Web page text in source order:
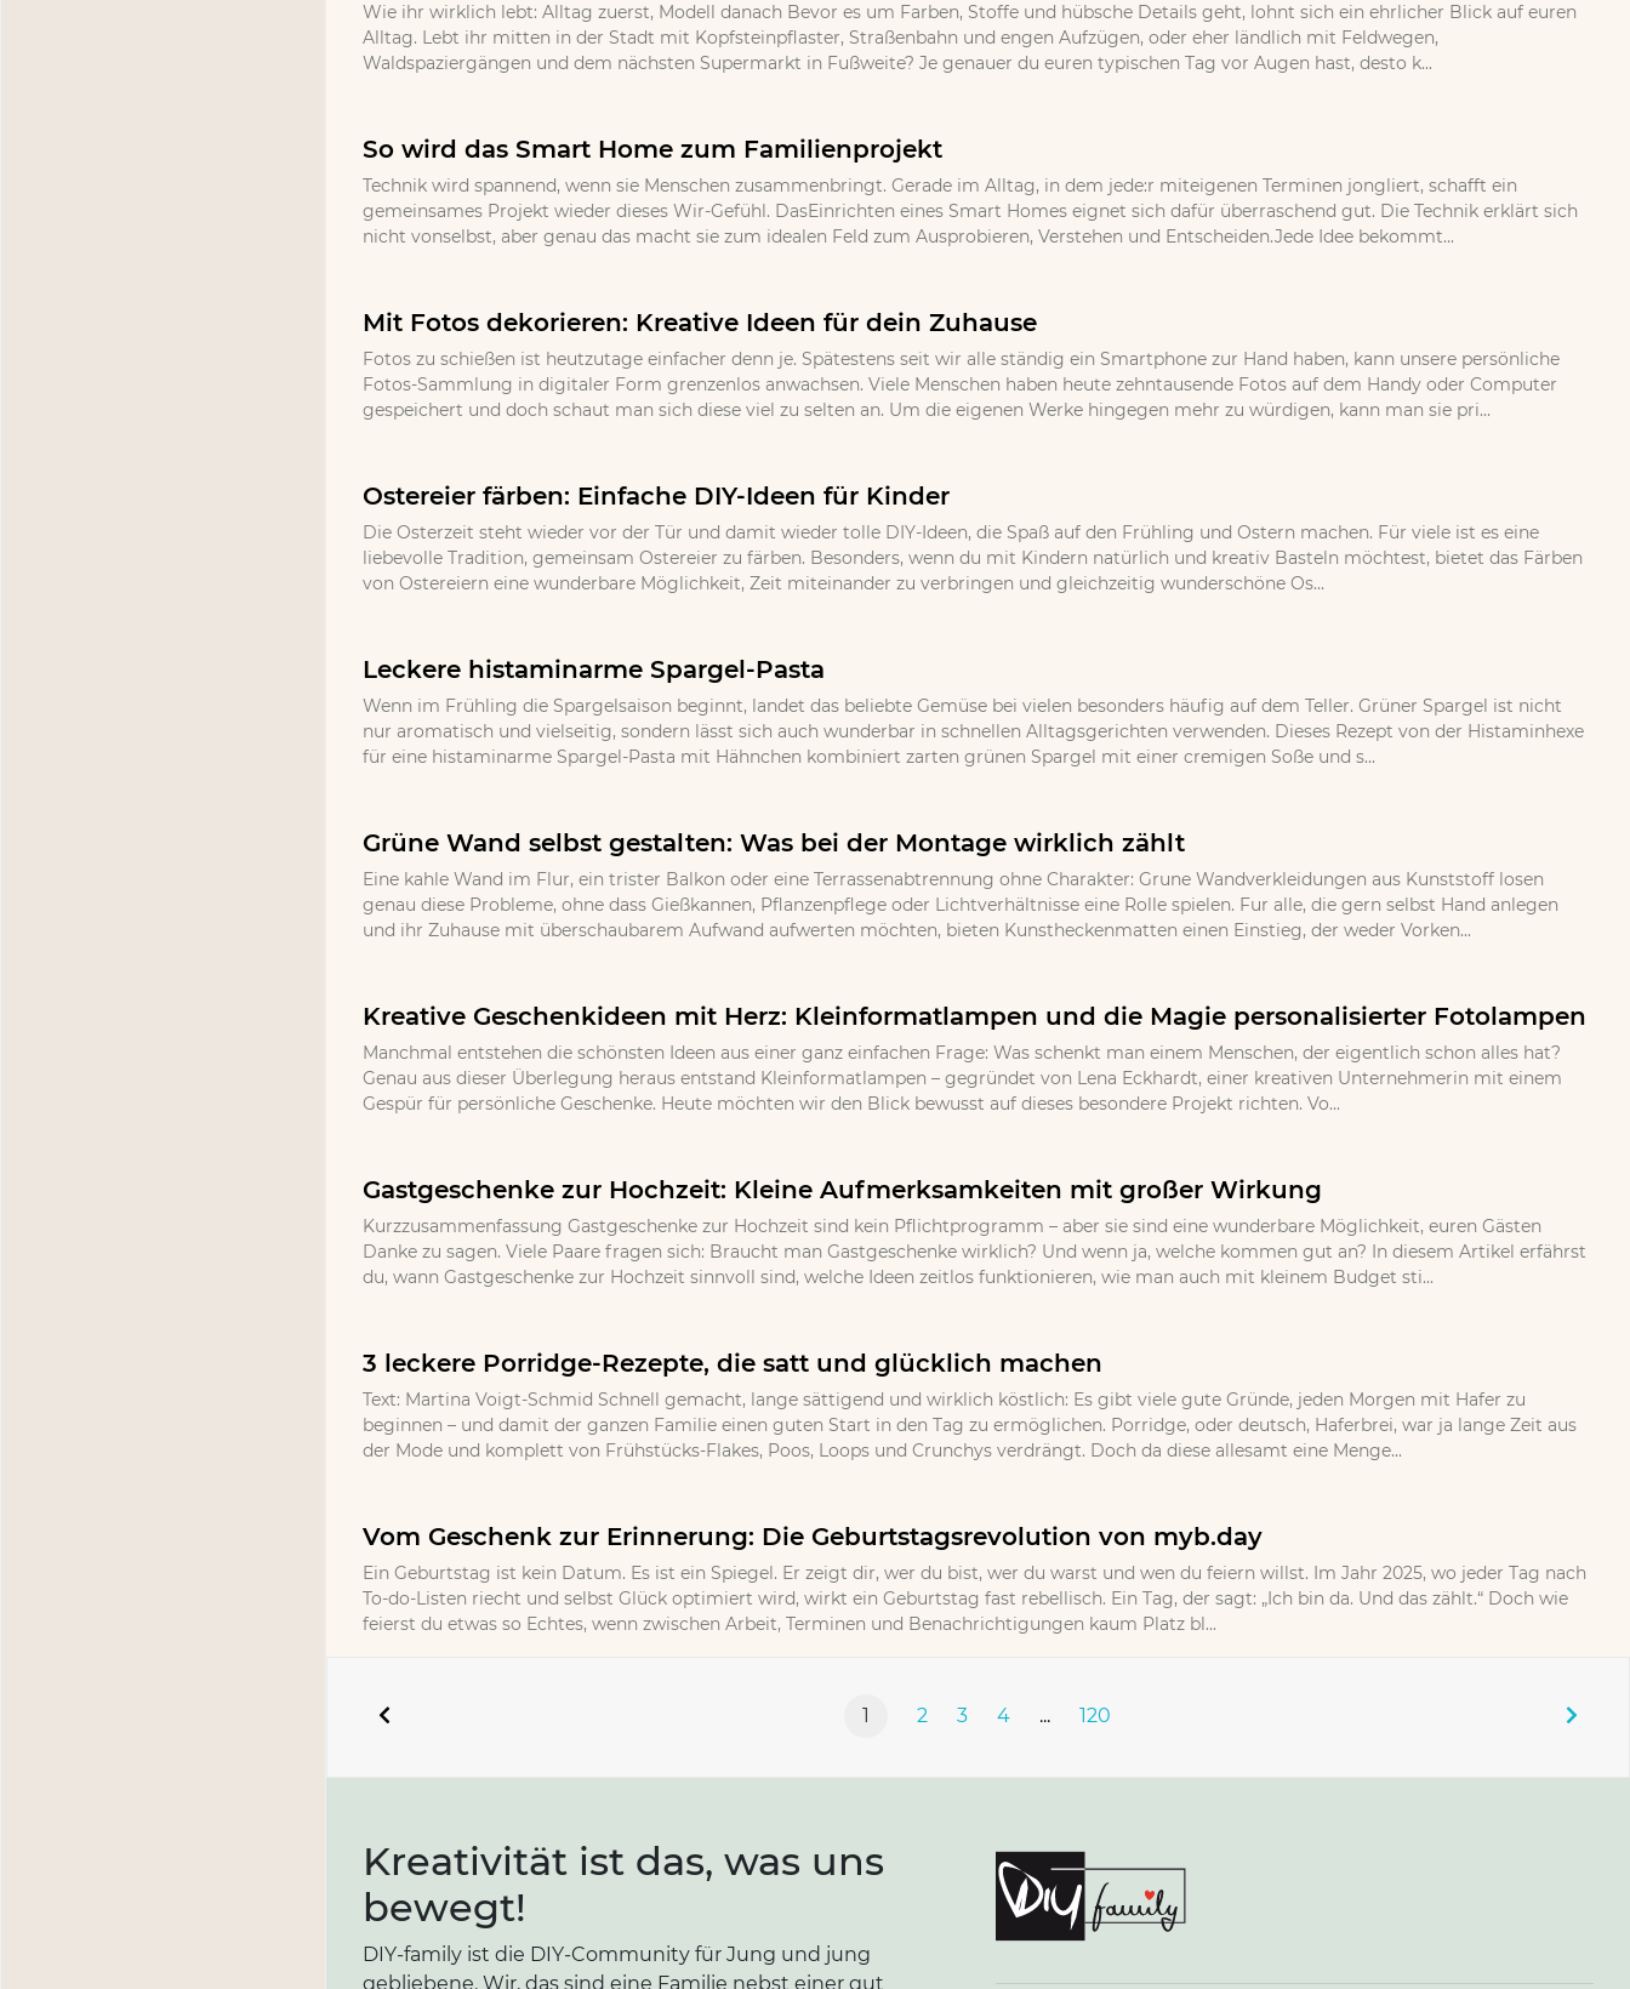
Wie ihr wirklich lebt: Alltag zuerst, Modell danach Bevor es um Farben, Stoffe und hübsche Details geht, lohnt sich ein ehrlicher Blick auf euren
Alltag. Lebt ihr mitten in der Stadt mit Kopfsteinpflaster, Straßenbahn und engen Aufzügen, oder eher ländlich mit Feldwegen,
Waldspaziergängen und dem nächsten Supermarkt in Fußweite? Je genauer du euren typischen Tag vor Augen hast, desto k...
So wird das Smart Home zum Familienprojekt
Technik wird spannend, wenn sie Menschen zusammenbringt. Gerade im Alltag, in dem jede:r miteigenen Terminen jongliert, schafft ein
gemeinsames Projekt wieder dieses Wir-Gefühl. DasEinrichten eines Smart Homes eignet sich dafür überraschend gut. Die Technik erklärt sich
nicht vonselbst, aber genau das macht sie zum idealen Feld zum Ausprobieren, Verstehen und Entscheiden.Jede Idee bekommt...
Mit Fotos dekorieren: Kreative Ideen für dein Zuhause
Fotos zu schießen ist heutzutage einfacher denn je. Spätestens seit wir alle ständig ein Smartphone zur Hand haben, kann unsere persönliche
Fotos-Sammlung in digitaler Form grenzenlos anwachsen. Viele Menschen haben heute zehntausende Fotos auf dem Handy oder Computer
gespeichert und doch schaut man sich diese viel zu selten an. Um die eigenen Werke hingegen mehr zu würdigen, kann man sie pri...
Ostereier färben: Einfache DIY-Ideen für Kinder
Die Osterzeit steht wieder vor der Tür und damit wieder tolle DIY-Ideen, die Spaß auf den Frühling und Ostern machen. Für viele ist es eine
liebevolle Tradition, gemeinsam Ostereier zu färben. Besonders, wenn du mit Kindern natürlich und kreativ Basteln möchtest, bietet das Färben
von Ostereiern eine wunderbare Möglichkeit, Zeit miteinander zu verbringen und gleichzeitig wunderschöne Os...
Leckere histaminarme Spargel-Pasta
Wenn im Frühling die Spargelsaison beginnt, landet das beliebte Gemüse bei vielen besonders häufig auf dem Teller. Grüner Spargel ist nicht
nur aromatisch und vielseitig, sondern lässt sich auch wunderbar in schnellen Alltagsgerichten verwenden. Dieses Rezept von der Histaminhexe
für eine histaminarme Spargel-Pasta mit Hähnchen kombiniert zarten grünen Spargel mit einer cremigen Soße und s...
Grüne Wand selbst gestalten: Was bei der Montage wirklich zählt
Eine kahle Wand im Flur, ein trister Balkon oder eine Terrassenabtrennung ohne Charakter: Grune Wandverkleidungen aus Kunststoff losen
genau diese Probleme, ohne dass Gießkannen, Pflanzenpflege oder Lichtverhältnisse eine Rolle spielen. Fur alle, die gern selbst Hand anlegen
und ihr Zuhause mit überschaubarem Aufwand aufwerten möchten, bieten Kunstheckenmatten einen Einstieg, der weder Vorken...
Kreative Geschenkideen mit Herz: Kleinformatlampen und die Magie personalisierter Fotolampen
Manchmal entstehen die schönsten Ideen aus einer ganz einfachen Frage: Was schenkt man einem Menschen, der eigentlich schon alles hat?
Genau aus dieser Überlegung heraus entstand Kleinformatlampen – gegründet von Lena Eckhardt, einer kreativen Unternehmerin mit einem
Gespür für persönliche Geschenke. Heute möchten wir den Blick bewusst auf dieses besondere Projekt richten. Vo...
Gastgeschenke zur Hochzeit: Kleine Aufmerksamkeiten mit großer Wirkung
Kurzzusammenfassung Gastgeschenke zur Hochzeit sind kein Pflichtprogramm – aber sie sind eine wunderbare Möglichkeit, euren Gästen
Danke zu sagen. Viele Paare fragen sich: Braucht man Gastgeschenke wirklich? Und wenn ja, welche kommen gut an? In diesem Artikel erfährst
du, wann Gastgeschenke zur Hochzeit sinnvoll sind, welche Ideen zeitlos funktionieren, wie man auch mit kleinem Budget sti...
3 leckere Porridge-Rezepte, die satt und glücklich machen
Text: Martina Voigt-Schmid Schnell gemacht, lange sättigend und wirklich köstlich: Es gibt viele gute Gründe, jeden Morgen mit Hafer zu
beginnen – und damit der ganzen Familie einen guten Start in den Tag zu ermöglichen. Porridge, oder deutsch, Haferbrei, war ja lange Zeit aus
der Mode und komplett von Frühstücks-Flakes, Poos, Loops und Crunchys verdrängt. Doch da diese allesamt eine Menge...
Vom Geschenk zur Erinnerung: Die Geburtstagsrevolution von myb.day
Ein Geburtstag ist kein Datum. Es ist ein Spiegel. Er zeigt dir, wer du bist, wer du warst und wen du feiern willst. Im Jahr 2025, wo jeder Tag nach
To-do-Listen riecht und selbst Glück optimiert wird, wirkt ein Geburtstag fast rebellisch. Ein Tag, der sagt: „Ich bin da. Und das zählt.“ Doch wie
feierst du etwas so Echtes, wenn zwischen Arbeit, Terminen und Benachrichtigungen kaum Platz bl...
1 2 3 4 ... 120
Kreativität ist das, was uns
bewegt!
DIY-family ist die DIY-Community für Jung und jung
gebliebene. Wir, das sind eine Familie nebst einer gut